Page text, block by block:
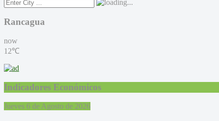
Rancagua
now
12℃
Indicadores Económicos
Jueves 6 de Agosto de 2026